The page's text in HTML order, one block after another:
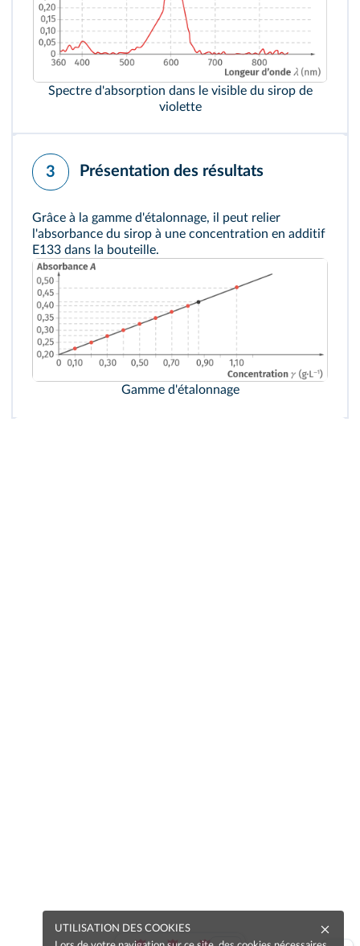
Spectre d'absorption dans le visible du sirop de
violette
3 Présentation des résultats
Grâce à la gamme d'étalonnage, il peut relier
l'absorbance du sirop à une concentration en additif
E133 dans la bouteille.
Gamme d'étalonnage
UTILISATION DES COOKIES